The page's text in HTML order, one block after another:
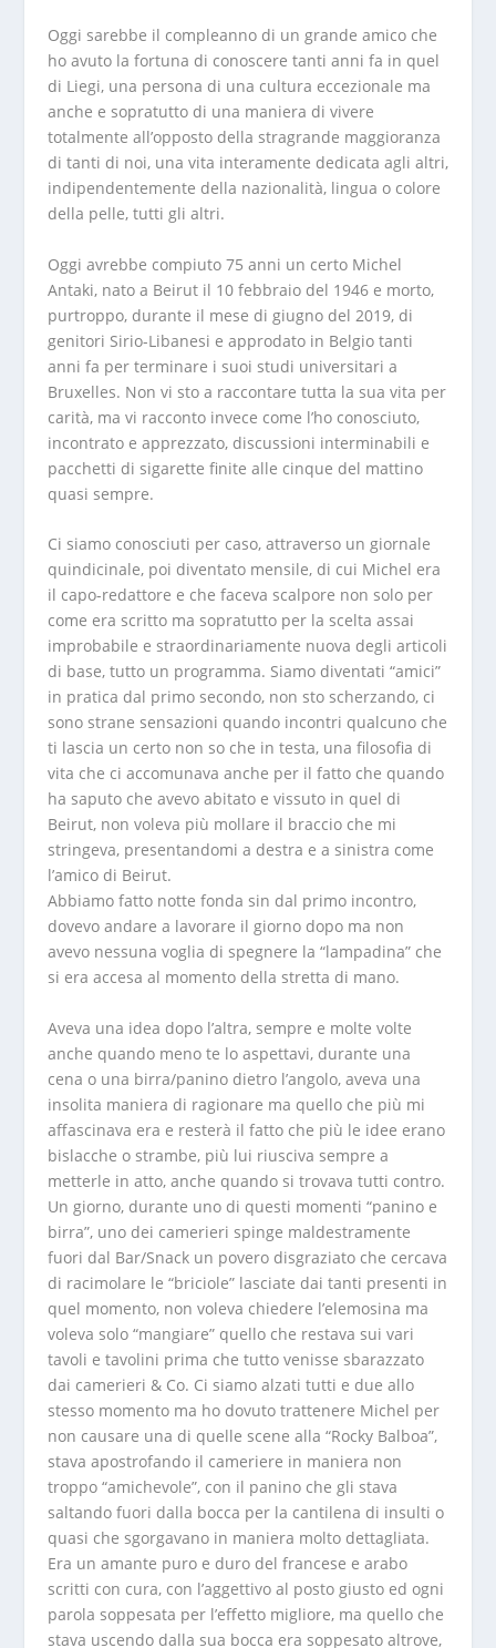
Oggi sarebbe il compleanno di un grande amico che
ho avuto la fortuna di conoscere tanti anni fa in quel
di Liegi, una persona di una cultura eccezionale ma
anche e sopratutto di una maniera di vivere
totalmente all’opposto della stragrande maggioranza
di tanti di noi, una vita interamente dedicata agli altri,
indipendentemente della nazionalità, lingua o colore
della pelle, tutti gli altri.
Oggi avrebbe compiuto 75 anni un certo Michel
Antaki, nato a Beirut il 10 febbraio del 1946 e morto,
purtroppo, durante il mese di giugno del 2019, di
genitori Sirio-Libanesi e approdato in Belgio tanti
anni fa per terminare i suoi studi universitari a
Bruxelles. Non vi sto a raccontare tutta la sua vita per
carità, ma vi racconto invece come l’ho conosciuto,
incontrato e apprezzato, discussioni interminabili e
pacchetti di sigarette finite alle cinque del mattino
quasi sempre.
Ci siamo conosciuti per caso, attraverso un giornale
quindicinale, poi diventato mensile, di cui Michel era
il capo-redattore e che faceva scalpore non solo per
come era scritto ma sopratutto per la scelta assai
improbabile e straordinariamente nuova degli articoli
di base, tutto un programma. Siamo diventati “amici”
in pratica dal primo secondo, non sto scherzando, ci
sono strane sensazioni quando incontri qualcuno che
ti lascia un certo non so che in testa, una filosofia di
vita che ci accomunava anche per il fatto che quando
ha saputo che avevo abitato e vissuto in quel di
Beirut, non voleva più mollare il braccio che mi
stringeva, presentandomi a destra e a sinistra come
l’amico di Beirut.
Abbiamo fatto notte fonda sin dal primo incontro,
dovevo andare a lavorare il giorno dopo ma non
avevo nessuna voglia di spegnere la “lampadina” che
si era accesa al momento della stretta di mano.
Aveva una idea dopo l’altra, sempre e molte volte
anche quando meno te lo aspettavi, durante una
cena o una birra/panino dietro l’angolo, aveva una
insolita maniera di ragionare ma quello che più mi
affascinava era e resterà il fatto che più le idee erano
bislacche o strambe, più lui riusciva sempre a
metterle in atto, anche quando si trovava tutti contro.
Un giorno, durante uno di questi momenti “panino e
birra”, uno dei camerieri spinge maldestramente
fuori dal Bar/Snack un povero disgraziato che cercava
di racimolare le “briciole” lasciate dai tanti presenti in
quel momento, non voleva chiedere l’elemosina ma
voleva solo “mangiare” quello che restava sui vari
tavoli e tavolini prima che tutto venisse sbarazzato
dai camerieri & Co. Ci siamo alzati tutti e due allo
stesso momento ma ho dovuto trattenere Michel per
non causare una di quelle scene alla “Rocky Balboa”,
stava apostrofando il cameriere in maniera non
troppo “amichevole”, con il panino che gli stava
saltando fuori dalla bocca per la cantilena di insulti o
quasi che sgorgavano in maniera molto dettagliata.
Era un amante puro e duro del francese e arabo
scritti con cura, con l’aggettivo al posto giusto ed ogni
parola soppesata per l’effetto migliore, ma quello che
stava uscendo dalla sua bocca era soppesato altrove,